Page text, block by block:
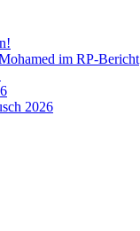
im RP-Bericht
2026